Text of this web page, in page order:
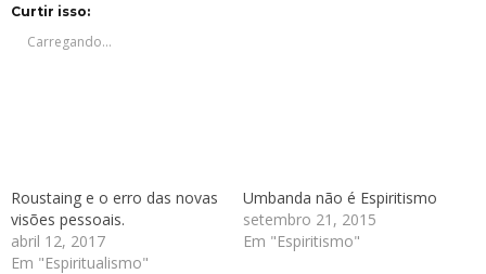
em
janela) janela)
Curtir isso:
Carregando...
Roustaing e o erro das novas
visões pessoais.
abril 12, 2017
Em "Espiritualismo"
Umbanda não é Espiritismo
setembro 21, 2015
Em "Espiritismo"